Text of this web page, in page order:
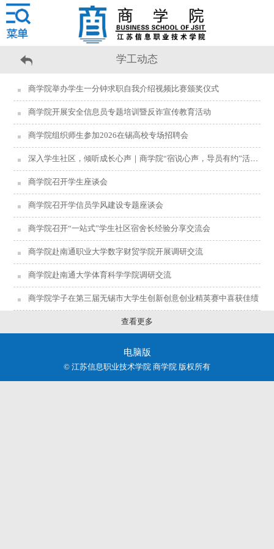
学工动态
商学院举办学生一分钟求职自我介绍视频比赛颁奖仪式
商学院开展安全信息员专题培训暨反诈宣传教育活动
商学院组织师生参加2026在锡高校专场招聘会
深入学生社区，倾听成长心声｜商学院“宿说心声，导员有约”活动纪实
商学院召开学生座谈会
商学院召开学信员学风建设专题座谈会
商学院召开“一站式”学生社区宿舍长经验分享交流会
商学院赴南通职业大学数字财贸学院开展调研交流
商学院赴南通大学体育科学学院调研交流
商学院学子在第三届无锡市大学生创新创意创业精英赛中喜获佳绩
查看更多
电脑版
© 江苏信息职业技术学院 商学院 版权所有